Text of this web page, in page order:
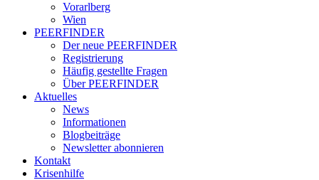
Vorarlberg
Wien
PEERFINDER
Der neue PEERFINDER
Registrierung
Häufig gestellte Fragen
Über PEERFINDER
Aktuelles
News
Informationen
Blogbeiträge
Newsletter abonnieren
Kontakt
Krisenhilfe